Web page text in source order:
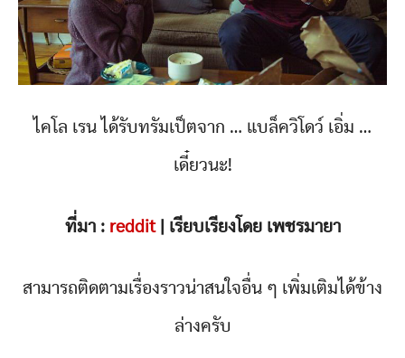
ไคโล เรน ได้รับทรัมเป็ตจาก … แบล็ควิโดว์ เอิ่ม …
เดี๋ยวนะ!
ที่มา : reddit| เรียบเรียงโดย เพชรมายา
สามารถติดตามเรื่องราวน่าสนใจอื่น ๆ เพิ่มเติมได้ข้าง
ล่างครับ